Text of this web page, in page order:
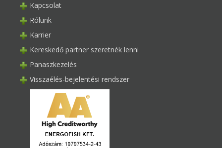
Kapcsolat
Rólunk
Karrier
Kereskedő partner szeretnék lenni
Panaszkezelés
Visszaélés-bejelentési rendszer